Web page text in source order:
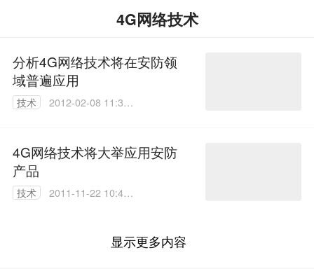
4G网络技术
分析4G网络技术将在安防领
域普遍应用
技术
2012-02-08 11:34:
4G网络技术将大举应用安防
产品
技术
2011-11-22 10:40:
显示更多内容